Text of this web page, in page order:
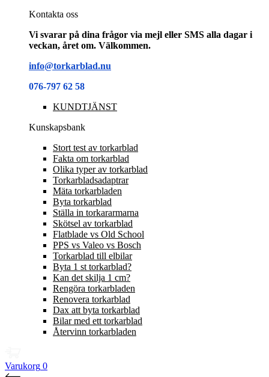
Kontakta oss
Vi svarar på dina frågor via mejl eller SMS alla dagar i
veckan, året om. Välkommen.
info@torkarblad.nu
076-797 62 58
KUNDTJÄNST
Kunskapsbank
Stort test av torkarblad
Fakta om torkarblad
Olika typer av torkarblad
Torkarbladsadaptrar
Mäta torkarbladen
Byta torkarblad
Ställa in torkararmarna
Skötsel av torkarblad
Flatblade vs Old School
PPS vs Valeo vs Bosch
Torkarblad till elbilar
Byta 1 st torkarblad?
Kan det skilja 1 cm?
Rengöra torkarbladen
Renovera torkarblad
Dax att byta torkarblad
Bilar med ett torkarblad
Återvinn torkarbladen
Varukorg 0